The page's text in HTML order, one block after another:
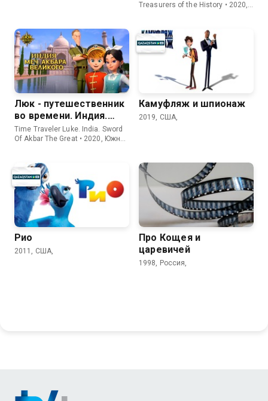
Treasurers of the History • 2020,
Люк - путешественник
во времени. Индия.
Меч Акбара Великого
Time Traveler Luke. India. Sword
Of Akbar The Great • 2020, Южная
Камуфляж и шпионаж
2019, США,
Рио
2011, США,
Про Кощея и
царевичей
1998, Россия,